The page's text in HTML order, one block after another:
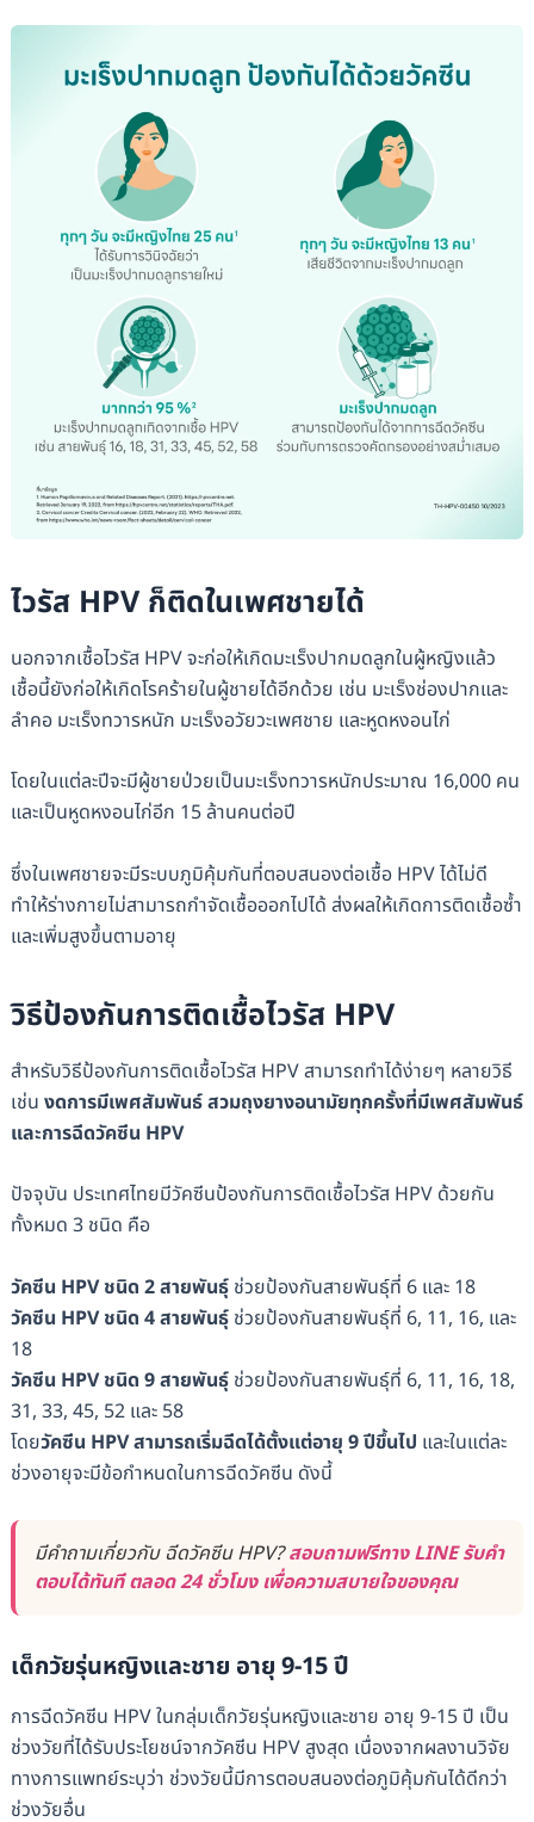
ไวรัส HPV ก็ติดในเพศชายได้
นอกจากเชื้อไวรัส HPV จะก่อให้เกิดมะเร็งปากมดลูกในผู้หญิงแล้ว
เชื้อนี้ยังก่อให้เกิดโรคร้ายในผู้ชายได้อีกด้วย เช่น มะเร็งช่องปากและ
ลำคอ มะเร็งทวารหนัก มะเร็งอวัยวะเพศชาย และหูดหงอนไก่
โดยในแต่ละปีจะมีผู้ชายป่วยเป็นมะเร็งทวารหนักประมาณ 16,000 คน
และเป็นหูดหงอนไก่อีก 15 ล้านคนต่อปี
ซึ่งในเพศชายจะมีระบบภูมิคุ้มกันที่ตอบสนองต่อเชื้อ HPV ได้ไม่ดี
ทำให้ร่างกายไม่สามารถกำจัดเชื้อออกไปได้ ส่งผลให้เกิดการติดเชื้อซ้ำ
และเพิ่มสูงขึ้นตามอายุ
วิธีป้องกันการติดเชื้อไวรัส HPV
สำหรับวิธีป้องกันการติดเชื้อไวรัส HPV สามารถทำได้ง่ายๆ หลายวิธี
เช่น งดการมีเพศสัมพันธ์ สวมถุงยางอนามัยทุกครั้งที่มีเพศสัมพันธ์
และการฉีดวัคซีน HPV
ปัจจุบัน ประเทศไทยมีวัคซีนป้องกันการติดเชื้อไวรัส HPV ด้วยกัน
ทั้งหมด 3 ชนิด คือ
วัคซีน HPV ชนิด 2 สายพันธุ์ช่วยป้องกันสายพันธุ์ที่ 6 และ 18
วัคซีน HPV ชนิด 4 สายพันธุ์ช่วยป้องกันสายพันธุ์ที่ 6, 11, 16, และ
18
วัคซีน HPV ชนิด 9 สายพันธุ์ ช่วยป้องกันสายพันธุ์ที่ 6, 11, 16, 18,
31, 33, 45, 52 และ 58
โดยวัคซีน HPV สามารถเริ่มฉีดได้ตั้งแต่อายุ 9 ปีขึ้นไป และในแต่ละ
ช่วงอายุจะมีข้อกำหนดในการฉีดวัคซีน ดังนี้
มีคำถามเกี่ยวกับ ฉีดวัคซีน HPV?สอบถามฟรีทาง LINE รับคำ
ตอบได้ทันที ตลอด 24 ชั่วโมง เพื่อความสบายใจของคุณ
เด็กวัยรุ่นหญิงและชาย อายุ 9-15 ปี
การฉีดวัคซีน HPV ในกลุ่มเด็กวัยรุ่นหญิงและชาย อายุ 9-15 ปี เป็น
ช่วงวัยที่ได้รับประโยชน์จากวัคซีน HPV สูงสุด เนื่องจากผลงานวิจัย
ทางการแพทย์ระบุว่า ช่วงวัยนี้มีการตอบสนองต่อภูมิคุ้มกันได้ดีกว่า
ช่วงวัยอื่น